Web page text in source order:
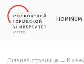
HOMINUM
Главная страница → К